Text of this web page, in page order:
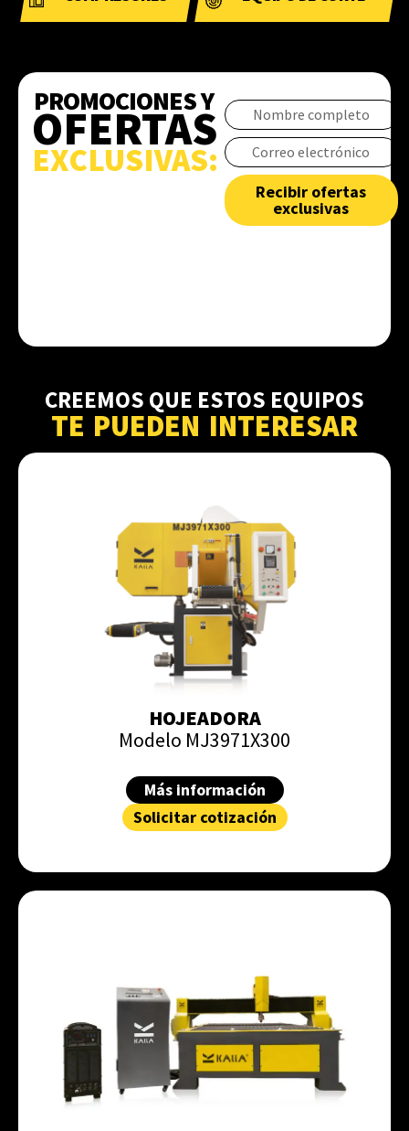
PROMOCIONES Y
OFERTAS
EXCLUSIVAS:
Name
Email
Recibir ofertas
exclusivas
CREEMOS QUE ESTOS EQUIPOS
TE PUEDEN INTERESAR
HOJEADORA
Modelo MJ3971X300
Más información
Solicitar cotización